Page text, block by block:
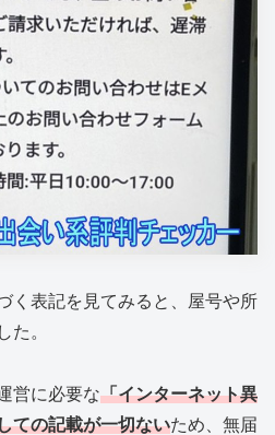
く表記を見てみると、屋号や所
た。
営に必要な「インターネット異
ての記載が一切ないため、無届